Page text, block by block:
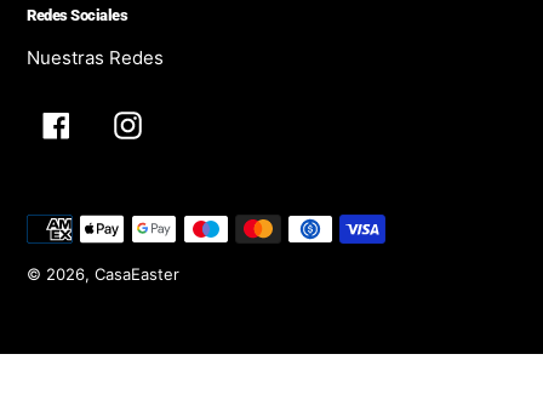
Redes Sociales
Nuestras Redes
FacebookInstagram
© 2026, CasaEaster
Métodos
de
pago